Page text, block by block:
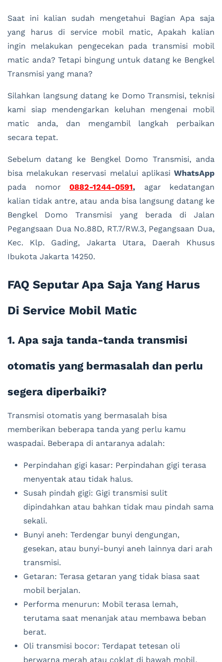
Saat ini kalian sudah mengetahui Bagian Apa saja
yang harus di service mobil matic, Apakah kalian
ingin melakukan pengecekan pada transmisi mobil
matic anda? Tetapi bingung untuk datang ke Bengkel
Transmisi yang mana?
Silahkan langsung datang ke Domo Transmisi, teknisi
kami siap mendengarkan keluhan mengenai mobil
matic anda, dan mengambil langkah perbaikan
secara tepat.
Sebelum datang ke Bengkel Domo Transmisi, anda
bisa melakukan reservasi melalui aplikasi WhatsApp
pada nomor 0882-1244-0591, agar kedatangan
kalian tidak antre, atau anda bisa langsung datang ke
Bengkel Domo Transmisi yang berada di Jalan
Pegangsaan Dua No.88D, RT.7/RW.3, Pegangsaan Dua,
Kec. Klp. Gading, Jakarta Utara, Daerah Khusus
Ibukota Jakarta 14250.
FAQ Seputar Apa Saja Yang Harus
Di Service Mobil Matic
1. Apa saja tanda-tanda transmisi
otomatis yang bermasalah dan perlu
segera diperbaiki?
Transmisi otomatis yang bermasalah bisa
memberikan beberapa tanda yang perlu kamu
waspadai. Beberapa di antaranya adalah:
Perpindahan gigi kasar: Perpindahan gigi terasa
menyentak atau tidak halus.
Susah pindah gigi: Gigi transmisi sulit
dipindahkan atau bahkan tidak mau pindah sama
sekali.
Bunyi aneh: Terdengar bunyi dengungan,
gesekan, atau bunyi-bunyi aneh lainnya dari arah
transmisi.
Getaran: Terasa getaran yang tidak biasa saat
mobil berjalan.
Performa menurun: Mobil terasa lemah,
terutama saat menanjak atau membawa beban
berat.
Oli transmisi bocor: Terdapat tetesan oli
berwarna merah atau coklat di bawah mobil.